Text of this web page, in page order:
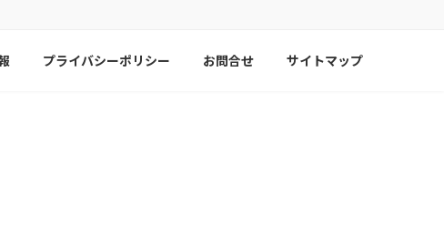
プライバシーポリシー お問合せ サイトマップ